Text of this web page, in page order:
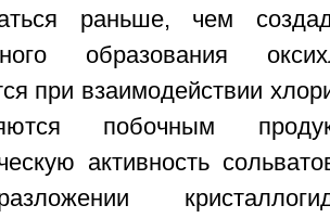
раньше, чем
образования
при взаимодействии
побочным
активность